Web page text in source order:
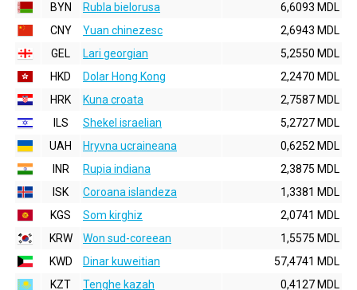
BYN
Rubla bielorusa
6,6093 MDL
CNY
Yuan chinezesc
2,6943 MDL
GEL
Lari georgian
5,2550 MDL
HKD
Dolar Hong Kong
2,2470 MDL
HRK
Kuna croata
2,7587 MDL
ILS
Shekel israelian
5,2727 MDL
UAH
Hryvna ucraineana
0,6252 MDL
INR
Rupia indiana
2,3875 MDL
ISK
Coroana islandeza
1,3381 MDL
KGS
Som kirghiz
2,0741 MDL
KRW
Won sud-coreean
1,5575 MDL
KWD
Dinar kuweitian
57,4741 MDL
KZT
Tenghe kazah
0,4127 MDL